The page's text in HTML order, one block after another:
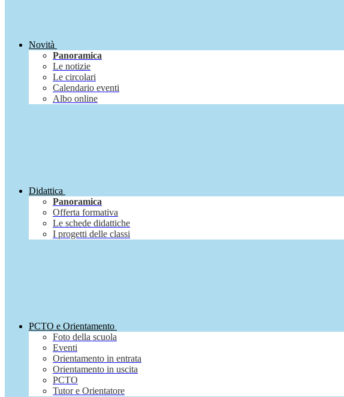
Novità
Panoramica
Le notizie
Le circolari
Calendario eventi
Albo online
Didattica
Panoramica
Offerta formativa
Le schede didattiche
I progetti delle classi
PCTO e Orientamento
Foto della scuola
Eventi
Orientamento in entrata
Orientamento in uscita
PCTO
Tutor e Orientatore